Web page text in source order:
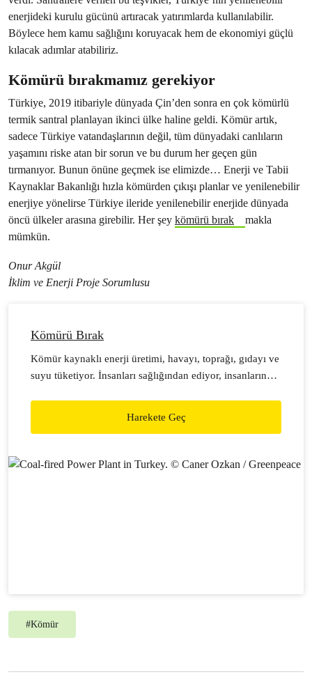
enerjideki kurulu gücünü artıracak yatırımlarda kullanılabilir.
Böylece hem kamu sağlığını koruyacak hem de ekonomiyi güçlü
kılacak adımlar atabiliriz.
Kömürü bırakmamız gerekiyor
Türkiye, 2019 itibariyle dünyada Çin’den sonra en çok kömürlü
termik santral planlayan ikinci ülke haline geldi. Kömür artık,
sadece Türkiye vatandaşlarının değil, tüm dünyadaki canlıların
yaşamını riske atan bir sorun ve bu durum her geçen gün
tırmanıyor. Bunun önüne geçmek ise elimizde… Enerji ve Tabii
Kaynaklar Bakanlığı hızla kömürden çıkışı planlar ve yenilenebilir
enerjiye yönelirse Türkiye ileride yenilenebilir enerjide dünyada
öncü ülkeler arasına girebilir. Her şey kömürü bırak
makla
mümkün.
Onur Akgül
İklim ve Enerji Proje Sorumlusu
Kömürü Bırak
Kömür kaynaklı enerji üretimi, havayı, toprağı, gıdayı ve
suyu tüketiyor. İnsanları sağlığından ediyor, insanların
ekonomiyi sarsıyor, cebimizi yakıyor. Kömür, diğer tüm
tehdit olan iklim krizinin sorumlusu. İklim değişikliğinin
Harekete Geç
#Kömür